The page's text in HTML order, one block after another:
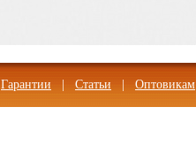
Гарантии Статьи Оптовикам